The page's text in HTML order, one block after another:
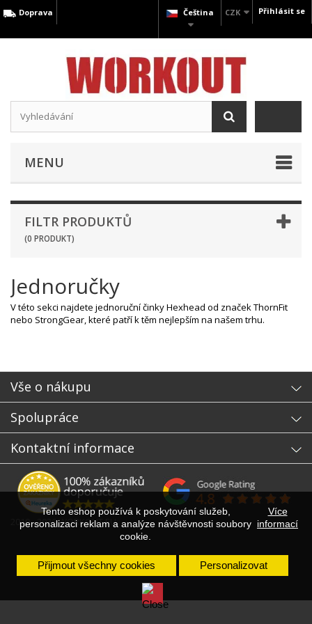
Tento eshop používá k poskytování služeb,
personalizaci reklam a analýze návštěvnosti soubory
cookie.
Více
informací
Přijmout všechny cookies Personalizovat
Přihlásit se
CZK
Čeština
Doprava
MENU
FILTR PRODUKTŮ
(0 PRODUKT)
Jednoručky
V této sekci najdete jednoruční činky Hexhead od značek ThornFit
nebo StrongGear, které patří k těm nejlepším na našem trhu.
Vše o nákupu
Spolupráce
Kontaktní informace
2010 - 2026 WORKOUT.EU